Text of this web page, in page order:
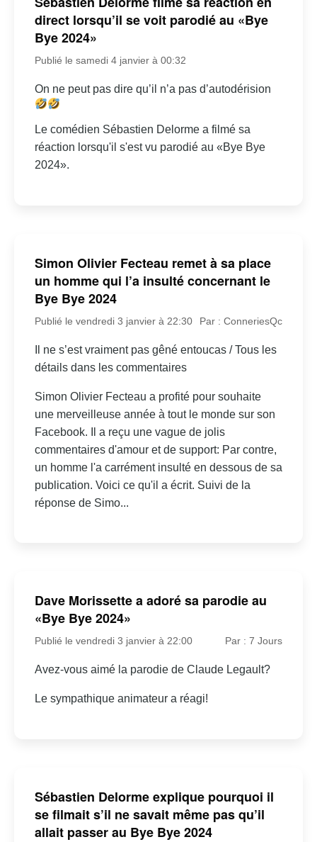
direct lorsqu’il se voit parodié au «Bye
Bye 2024»
Publié le samedi 4 janvier à 00:32
On ne peut pas dire qu’il n’a pas d’autodérision
Le comédien Sébastien Delorme a filmé sa
réaction lorsqu'il s'est vu parodié au «Bye Bye
2024».
Simon Olivier Fecteau remet à sa place
un homme qui l’a insulté concernant le
Bye Bye 2024
Publié le vendredi 3 janvier à 22:30 Par : ConneriesQc
Il ne s’est vraiment pas gêné entoucas / Tous les
détails dans les commentaires
Simon Olivier Fecteau a profité pour souhaite
une merveilleuse année à tout le monde sur son
Facebook. Il a reçu une vague de jolis
commentaires d'amour et de support: Par contre,
un homme l'a carrément insulté en dessous de sa
publication. Voici ce qu'il a écrit. Suivi de la
réponse de Simo...
Dave Morissette a adoré sa parodie au
«Bye Bye 2024»
Publié le vendredi 3 janvier à 22:00 Par : 7 Jours
Avez-vous aimé la parodie de Claude Legault?
Le sympathique animateur a réagi!
Sébastien Delorme explique pourquoi il
se filmait s’il ne savait même pas qu’il
allait passer au Bye Bye 2024